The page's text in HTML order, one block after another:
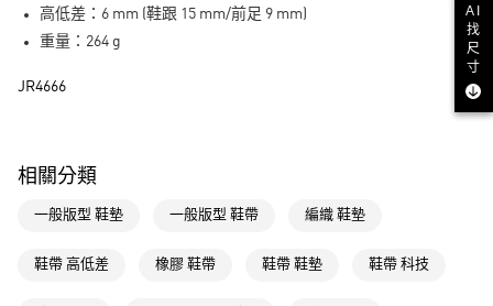
全家取貨付款
每筆NT$80，滿NT$1,500(含以上)免運費
付款後全家取貨
每筆NT$80，滿NT$1,500(含以上)免運費
付款後萊爾富取貨
高低差：6 mm (鞋跟 15 mm/前足 9 mm)
重量：264 g
JR4666
相關分類
一般版型 鞋墊 一般版型 鞋帶 編織 鞋墊
鞋帶 高低差 橡膠 鞋帶 鞋帶 鞋墊 鞋帶 科技
AI
找
尺
寸